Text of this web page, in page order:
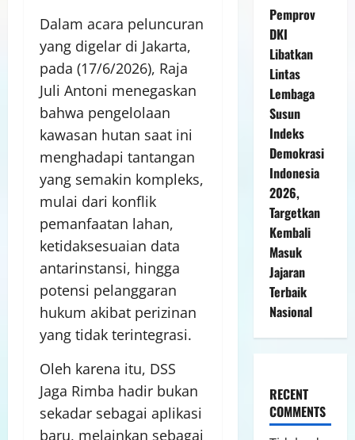
Dalam acara peluncuran
yang digelar di Jakarta,
pada (17/6/2026), Raja
Juli Antoni menegaskan
bahwa pengelolaan
kawasan hutan saat ini
menghadapi tantangan
yang semakin kompleks,
mulai dari konflik
pemanfaatan lahan,
ketidaksesuaian data
antarinstansi, hingga
potensi pelanggaran
hukum akibat perizinan
yang tidak terintegrasi.
Oleh karena itu, DSS
Jaga Rimba hadir bukan
sekadar sebagai aplikasi
baru, melainkan sebagai
Pemprov
DKI
Libatkan
Lintas
Lembaga
Susun
Indeks
Demokrasi
Indonesia
2026,
Targetkan
Kembali
Masuk
Jajaran
Terbaik
Nasional
RECENT
COMMENTS